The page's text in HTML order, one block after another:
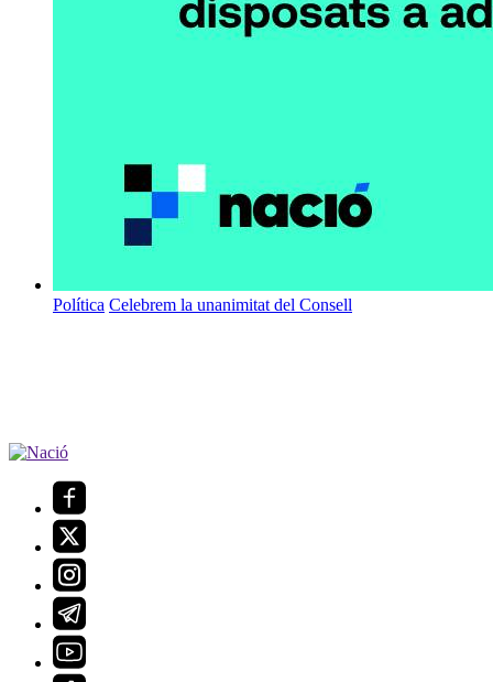
Política Celebrem la unanimitat del Consell